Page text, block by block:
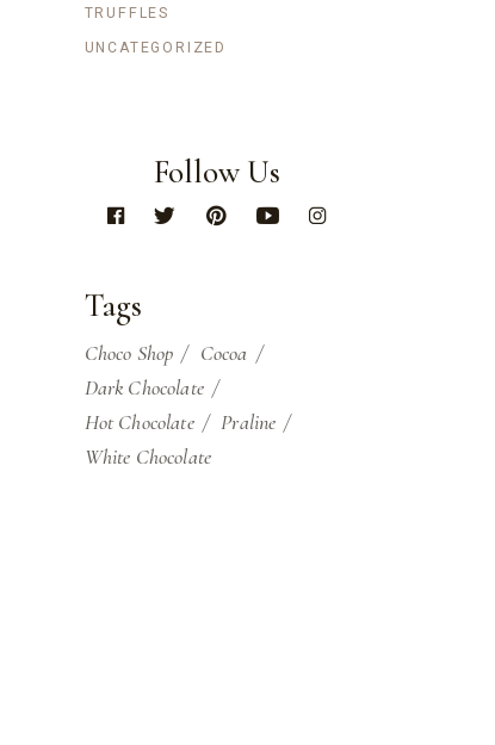
TRUFFLES
UNCATEGORIZED
Follow Us
Tags
Choco Shop
Cocoa
Dark Chocolate
Hot Chocolate
Praline
White Chocolate